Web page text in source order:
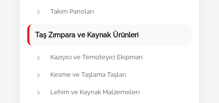
Takım Panoları
Taş Zımpara ve Kaynak Ürünleri
Kazıyıcı ve Temizleyici Ekipman
Kesme ve Taşlama Taşları
Lehim ve Kaynak Malzemeleri